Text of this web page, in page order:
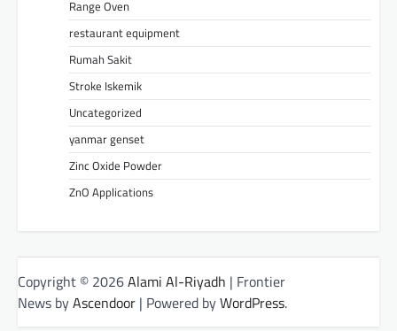
Range Oven
restaurant equipment
Rumah Sakit
Stroke Iskemik
Uncategorized
yanmar genset
Zinc Oxide Powder
ZnO Applications
Copyright © 2026Alami Al-Riyadh | Frontier
News byAscendoor | Powered byWordPress.